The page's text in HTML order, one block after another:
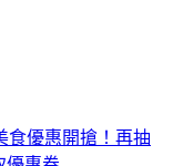
食優惠開搶！再抽